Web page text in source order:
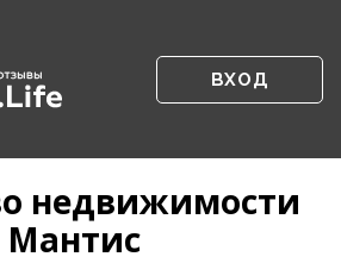
ВХОД
недвижимости
Мантис